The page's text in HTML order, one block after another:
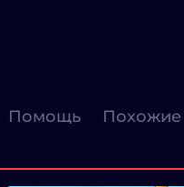
Помощь Похожие